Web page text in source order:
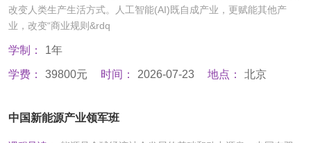
改变人类生产生活方式。人工智能(AI)既自成产业，更赋能其他产
业，改变“商业规则&rdq
学制： 1年
学费： 39800元 时间： 2026-07-23 地点： 北京
中国新能源产业领军班